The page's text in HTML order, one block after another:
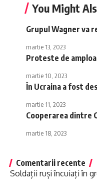
You Might
Grupul Wagner va
martie 13, 2023
Proteste de
martie 10, 2023
În Ucraina a fost
martie 11, 2023
Cooperarea dintre
martie 18, 2023
Comentarii recente
Soldații ruși încuiați în